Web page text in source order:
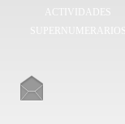
ACTIVIDADES
SUPERNUMERARIOS